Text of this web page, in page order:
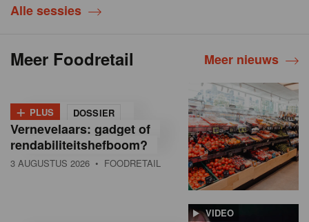
Alle sessies
Meer Foodretail Meer nieuws
+ PLUS DOSSIER
Vernevelaars: gadget of
rendabiliteitshefboom?
3 AUGUSTUS 2026 • FOODRETAIL
VIDEO